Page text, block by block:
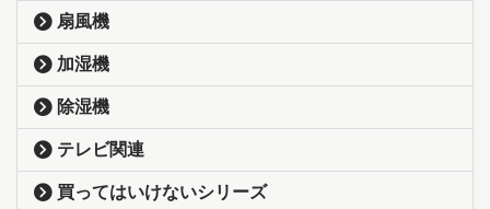
扇風機
加湿機
除湿機
テレビ関連
買ってはいけないシリーズ